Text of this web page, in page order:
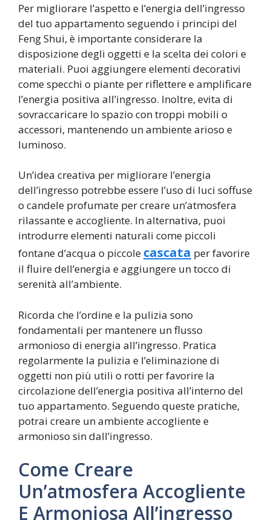
Per migliorare l’aspetto e l’energia dell’ingresso
del tuo appartamento seguendo i principi del
Feng Shui, è importante considerare la
disposizione degli oggetti e la scelta dei colori e
materiali. Puoi aggiungere elementi decorativi
come specchi o piante per riflettere e amplificare
l’energia positiva all’ingresso. Inoltre, evita di
sovraccaricare lo spazio con troppi mobili o
accessori, mantenendo un ambiente arioso e
luminoso.
Un’idea creativa per migliorare l’energia
dell’ingresso potrebbe essere l’uso di luci soffuse
o candele profumate per creare un’atmosfera
rilassante e accogliente. In alternativa, puoi
introdurre elementi naturali come piccoli
fontane d’acqua o piccole cascata per favorire
il fluire dell’energia e aggiungere un tocco di
serenità all’ambiente.
Ricorda che l’ordine e la pulizia sono
fondamentali per mantenere un flusso
armonioso di energia all’ingresso. Pratica
regolarmente la pulizia e l’eliminazione di
oggetti non più utili o rotti per favorire la
circolazione dell’energia positiva all’interno del
tuo appartamento. Seguendo queste pratiche,
potrai creare un ambiente accogliente e
armonioso sin dall’ingresso.
Come Creare
Un’atmosfera Accogliente
E Armoniosa All’ingresso